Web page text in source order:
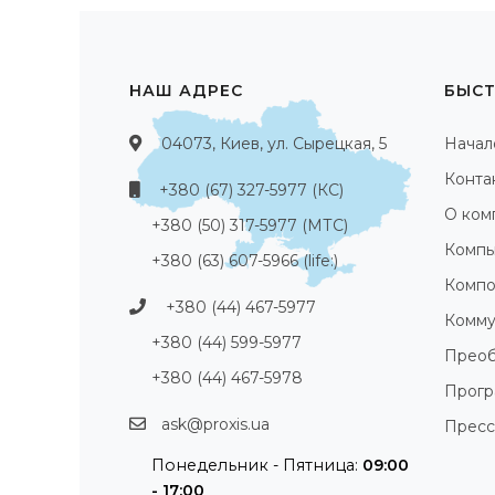
НАШ АДРЕС
04073, Киев, ул. Сырецкая, 5
+380 (67) 327-5977 (КС)
+380 (50) 317-5977 (МТС)
+380 (63) 607-5966 (life:)
+380 (44) 467-5977
+380 (44) 599-5977
+380 (44) 467-5978
ask@proxis.ua
Понедельник - Пятница: 09:00
- 17:00
О